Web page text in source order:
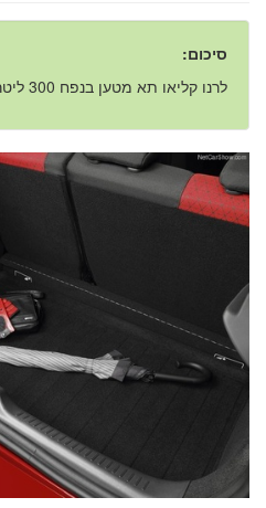
סיכום:
לרנו קליאו תא מטען בנפח 300 ליטר עם אפשרות להגדלה